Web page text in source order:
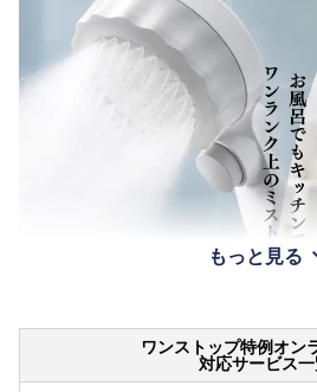
もっと見る
ワンストップ特例オン
対応サービス